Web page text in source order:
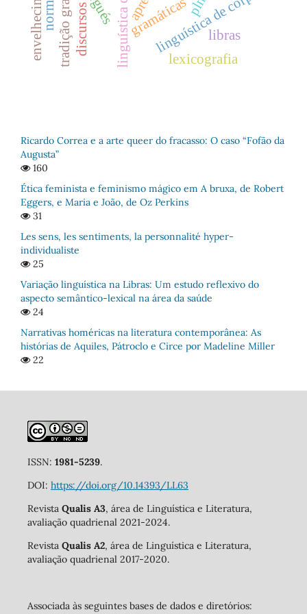
linguística de corpus
gramáticas
libras
lexicografia
pln
discursos
Ricardo Correa e a arte queer do fracasso: O caso “Fofão da
Augusta”
160
Ética feminista e feminismo mágico em A bruxa, de Robert
Eggers, e Maria e João, de Oz Perkins
31
Les sens, les sentiments, la personnalité hyper-
individualiste
25
Variação linguística na Libras: Um estudo reflexivo do
aspecto semântico-lexical na área da saúde
24
Narrativas homéricas na literatura contemporânea: As
histórias de Aquiles, Pátroclo e Circe por Madeline Miller
22
ISSN: 1981-5239.
DOI: https://doi.org/10.14393/LL63
Revista Qualis A3, área de Linguística e Literatura,
avaliação quadrienal 2021-2024.
Revista Qualis A2, área de Linguística e Literatura,
avaliação quadrienal 2017-2020.
Associada às seguintes bases de dados e diretórios: